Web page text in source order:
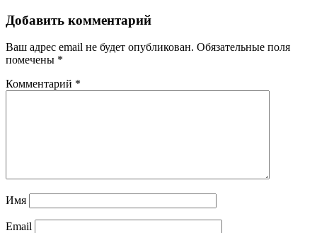
Добавить комментарий
Ваш адрес email не будет опубликован. Обязательные поля
помечены *
Комментарий *
Имя
Email